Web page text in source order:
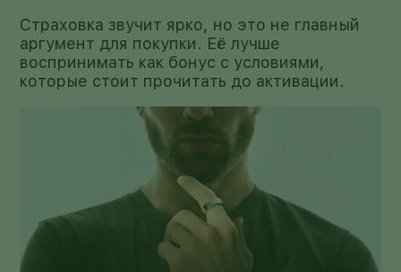
Страховка звучит ярко, но это не главный
аргумент для покупки. Её лучше
воспринимать как бонус с условиями,
которые стоит прочитать до активации.